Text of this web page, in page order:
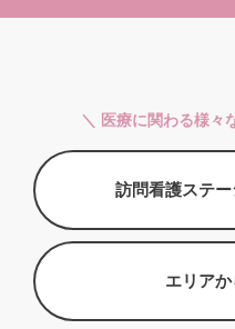
＼ 医療に関わる様々
訪問看護ステ
エリア